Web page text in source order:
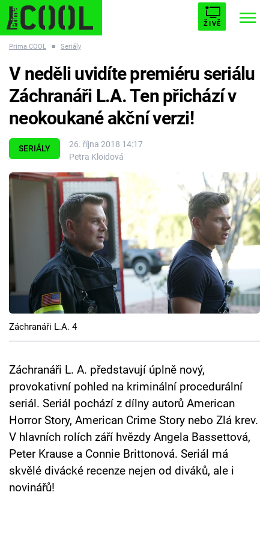
ŽIVĚ
ESCAPE PLNEJ KOTEL AVENGERS 5
Témata
Cool Esport
Pořady
TV Program
Sledujte prima+
Přihlášení
Sledujte nás
Prima COOL ■ Seriály
SERIÁLY
26. října 2018 14:17
Petra Kloidová
V neděli uvidíte premiéru seriálu
Záchranáři L.A. Ten přichází v
neokoukané akční verzi!
Záchranáři L.A. 4
Záchranáři L. A. představují úplně nový,
provokativní pohled na kriminální procedurální
seriál. Seriál pochází z dílny autorů American
Horror Story, American Crime Story nebo Zlá krev.
V hlavních rolích září hvězdy Angela Bassettová,
Peter Krause a Connie Brittonová. Seriál má
skvělé divácké recenze nejen od diváků, ale i
novinářů!